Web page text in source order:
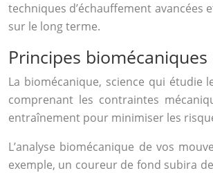
techniques d’échauffement
sur le long terme.
Principes
La biomécanique, science qui
comprenant les contraintes
entraînement pour minimiser les
L’analyse biomécanique de vos
exemple, un coureur de fond subira